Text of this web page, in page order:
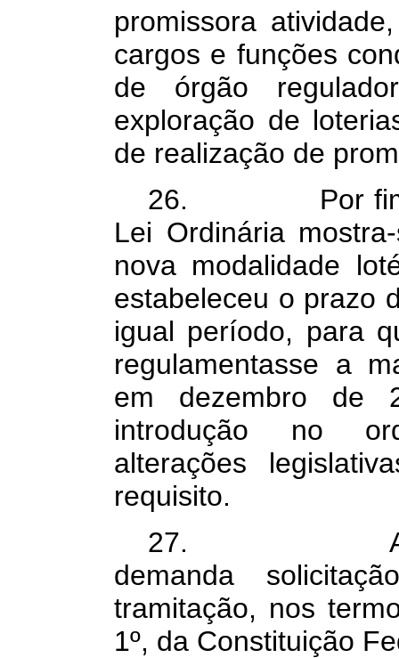
promissora
cargos e funções
de órgão
exploração de
de realização de
26. Por fim, a
Lei Ordinária
nova modalidade
estabeleceu o prazo
igual período, para
regulamentasse a
em dezembro de
introdução no
alterações
requisito.
27. Ante o
demanda
tramitação, nos
1º, da Constituição